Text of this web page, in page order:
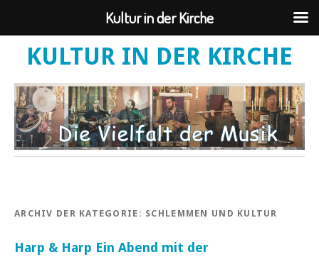
KULTUR IN DER KIRCHE
ARCHIV DER KATEGORIE: SCHLEMMEN UND KULTUR
Harp & Harp Ein Abend mit der
Kultur in der Kirche